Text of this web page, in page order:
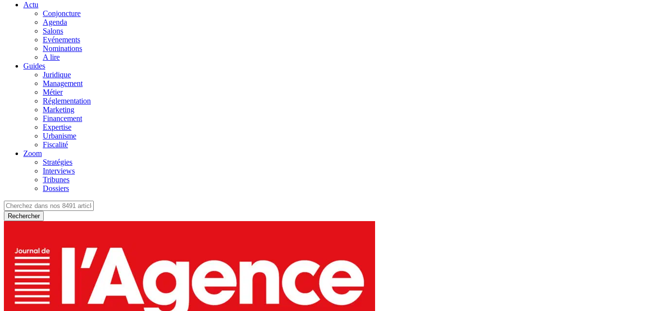
Actu
Conjoncture
Agenda
Salons
Evénements
Nominations
A lire
Guides
Juridique
Management
Métier
Réglementation
Marketing
Financement
Expertise
Urbanisme
Fiscalité
Zoom
Stratégies
Interviews
Tribunes
Dossiers
Rechercher